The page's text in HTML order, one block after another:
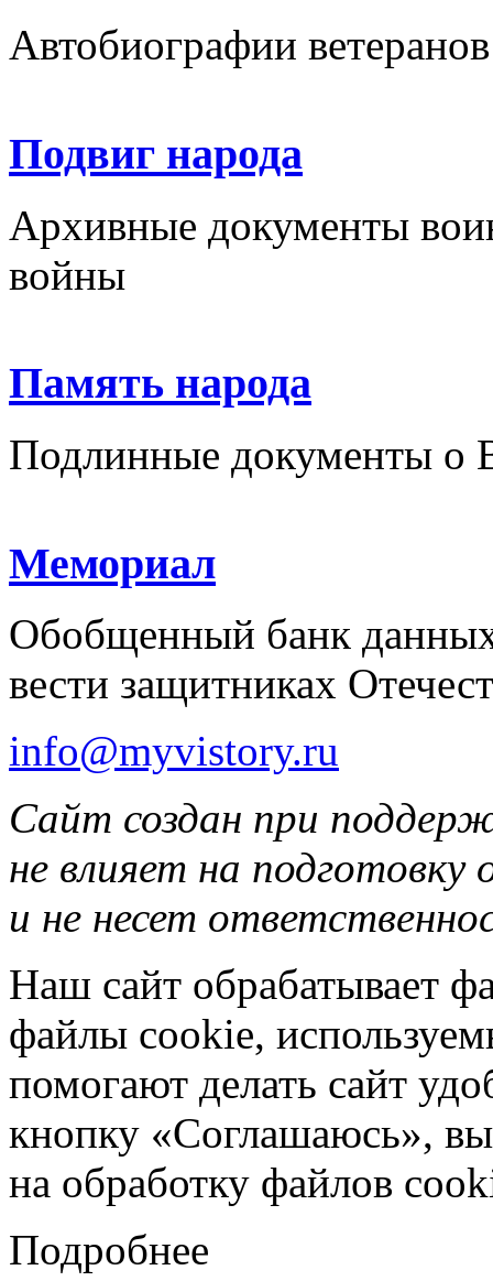
Автобиографии ветеранов
Подвиг народа
Архивные документы
войны
Память народа
Подлинные документы о
Мемориал
Обобщенный банк
вести защитниках
info@myvistory.ru
Сайт создан при
не влияет на подготовку
и не несет
Наш сайт обрабатывает
файлы cookie,
помогают делать сайт
кнопку «Соглашаюсь», вы
на обработку файлов
Подробнее